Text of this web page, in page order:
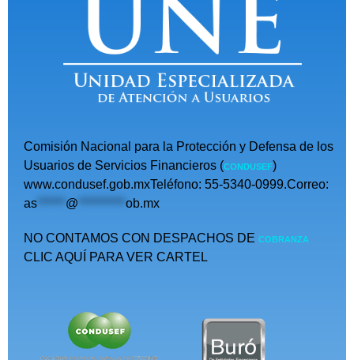
Comisión Nacional para la Protección y Defensa de los
Usuarios de Servicios Financieros (CONDUSEF)
www.condusef.gob.mxTeléfono: 55-5340-0999.Correo:
as ****** @ ********** ob.mx
NO CONTAMOS CON DESPACHOS DE COBRANZA
CLIC AQUÍ PARA VER CARTEL